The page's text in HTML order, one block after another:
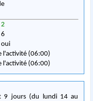
2
6
oui
l'activité (06:00)
l'activité (06:00)